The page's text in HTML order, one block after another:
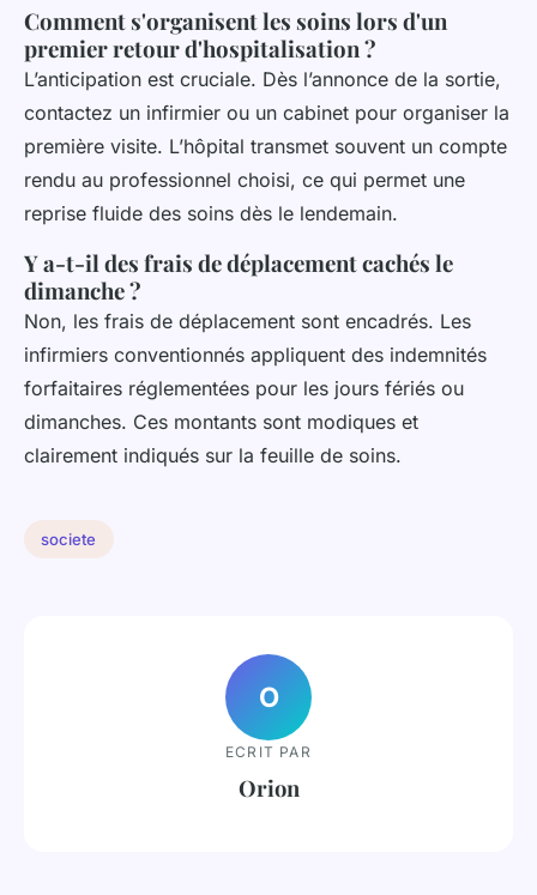
Comment s'organisent les soins lors d'un
premier retour d'hospitalisation ?
L’anticipation est cruciale. Dès l’annonce de la sortie,
contactez un infirmier ou un cabinet pour organiser la
première visite. L’hôpital transmet souvent un compte
rendu au professionnel choisi, ce qui permet une
reprise fluide des soins dès le lendemain.
Y a-t-il des frais de déplacement cachés le
dimanche ?
Non, les frais de déplacement sont encadrés. Les
infirmiers conventionnés appliquent des indemnités
forfaitaires réglementées pour les jours fériés ou
dimanches. Ces montants sont modiques et
clairement indiqués sur la feuille de soins.
societe
O
ECRIT PAR
Orion